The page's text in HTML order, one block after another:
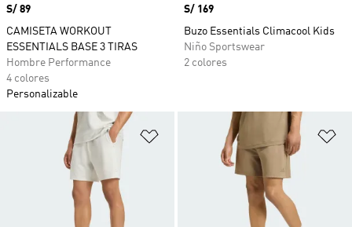
Precio
S/ 89
CAMISETA WORKOUT
ESSENTIALS BASE 3 TIRAS
Hombre Performance
4 colores
Personalizable
Precio
S/ 169
Buzo Essentials Climacool Kids
Niño Sportswear
2 colores
Añadir a la lista de deseos